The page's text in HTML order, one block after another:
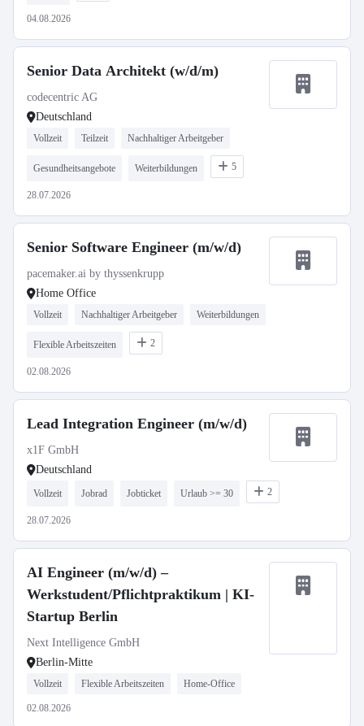
04.08.2026
Senior Data Architekt (w/d/m)
codecentric AG
Deutschland
Vollzeit Teilzeit Nachhaltiger Arbeitgeber
Gesundheitsangebote Weiterbildungen 5
28.07.2026
Senior Software Engineer (m/w/d)
pacemaker.ai by thyssenkrupp
Home Office
Vollzeit Nachhaltiger Arbeitgeber Weiterbildungen
Flexible Arbeitszeiten 2
02.08.2026
Lead Integration Engineer (m/w/d)
x1F GmbH
Deutschland
Vollzeit Jobrad Jobticket Urlaub >= 30 2
28.07.2026
AI Engineer (m/w/d) –
Werkstudent/Pflichtpraktikum | KI-
Startup Berlin
Next Intelligence GmbH
Berlin-Mitte
Vollzeit Flexible Arbeitszeiten Home-Office
02.08.2026